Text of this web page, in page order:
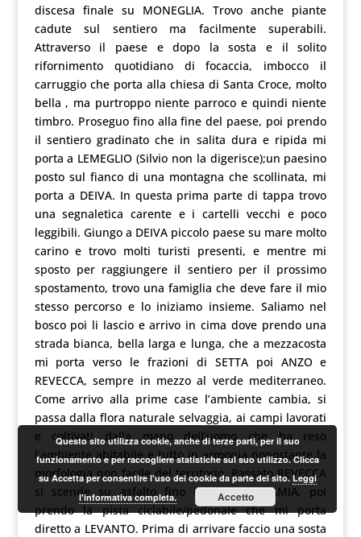
discesa finale su MONEGLIA. Trovo anche piante
cadute sul sentiero ma facilmente superabili.
Attraverso il paese e dopo la sosta e il solito
rifornimento quotidiano di focaccia, imbocco il
carruggio che porta alla chiesa di Santa Croce, molto
bella , ma purtroppo niente parroco e quindi niente
timbro. Proseguo fino alla fine del paese, poi prendo
il sentiero gradinato che in salita dura e ripida mi
porta a LEMEGLIO (Silvio non la digerisce);un paesino
posto sul fianco di una montagna che scollinata, mi
porta a DEIVA. In questa prima parte di tappa trovo
una segnaletica carente e i cartelli vecchi e poco
leggibili. Giungo a DEIVA piccolo paese su mare molto
carino e trovo molti turisti presenti, e mentre mi
sposto per raggiungere il sentiero per il prossimo
spostamento, trovo una famiglia che deve fare il mio
stesso percorso e lo iniziamo insieme. Saliamo nel
bosco poi li lascio e arrivo in cima dove prendo una
strada bianca, bella larga e lunga, che a mezzacosta
mi porta verso le frazioni di SETTA poi ANZO e
REVECCA, sempre in mezzo al verde mediterraneo.
Come arrivo alla prime case l’ambiente cambia, si
passa dalla flora naturale selvaggia, ai campi lavorati
e coltivati dalla mano dell’uomo che ha reso
l’ambiente abitabile e tutto in armonia nonostante la
morfologia non facile del territorio. Passato REVECCA
si scende su asfalto fino in località CIAMIA, poi
prendo la pista ciclabile/pedonale che mi porta
diretto a LEVANTO. Prima di arrivare faccio una sosta
Questo sito utilizza cookie, anche di terze parti, per il suo
funzionamento e per raccogliere statistiche sul suo utilizzo. Clicca
su Accetta per consentire l'uso dei cookie da parte del sito. Leggi
l'informativa completa.
Accetto